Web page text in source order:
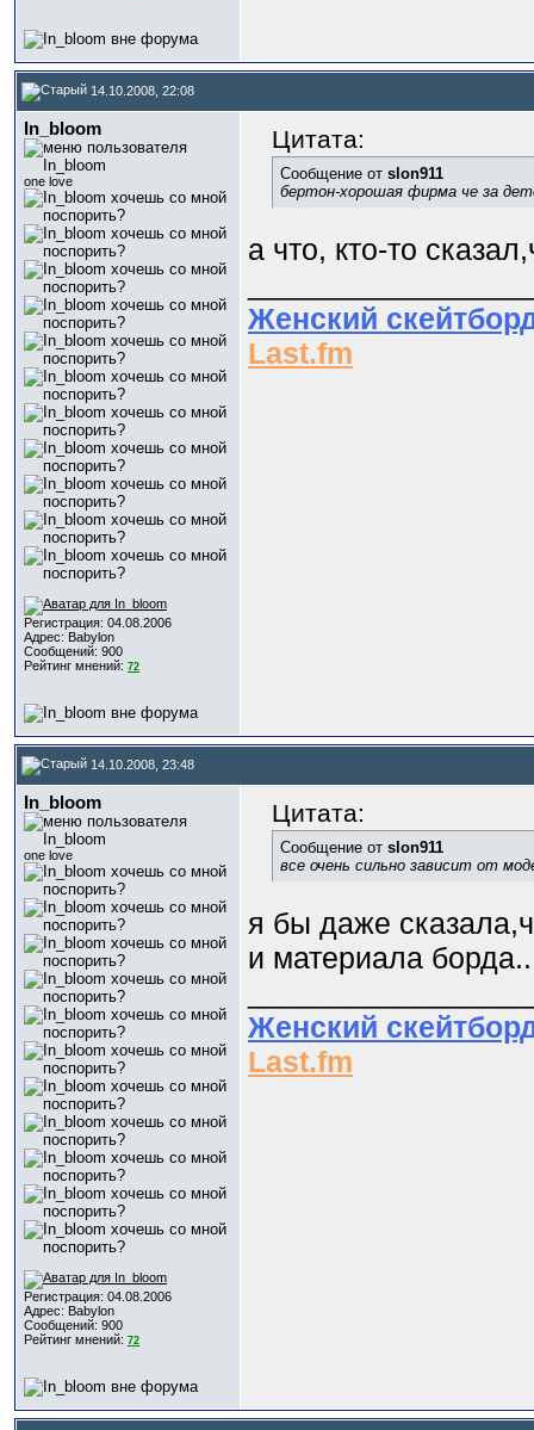
14.10.2008, 22:08
In_bloom
one love
Регистрация: 04.08.2006
Адрес: Babylon
Сообщений: 900
Рейтинг мнений: 72
Цитата:
Сообщение от slon911
бертон-хорошая фирма че за
а что, кто-то
Женский
Last.fm
14.10.2008, 23:48
In_bloom
one love
Регистрация: 04.08.2006
Адрес: Babylon
Сообщений: 900
Рейтинг мнений: 72
Цитата:
Сообщение от slon911
все очень сильно зависит от
я бы даже
и материала борда..
Женский
Last.fm